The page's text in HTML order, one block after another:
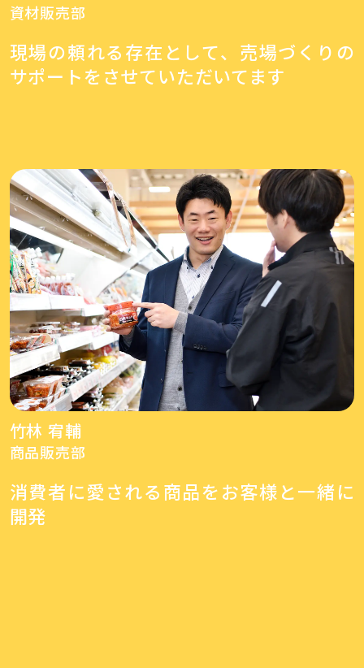
資材販売部
現場の頼れる存在として、売場づくりの
サポートをさせていただいてます
竹林 宥輔
商品販売部
消費者に愛される商品をお客様と一緒に
開発